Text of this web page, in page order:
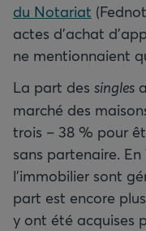
du Notariat
actes d’achat
ne mentionnaient
La part des singles
marché des
trois – 38 % pour
sans partenaire.
l’immobilier sont
part est encore
y ont été acquises